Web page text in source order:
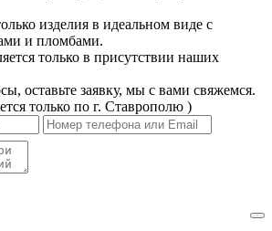
изделия в идеальном виде с
и пломбами.
только в присутствии наших
оставьте заявку, мы с вами свяжемся.
только по г. Ставрополю )